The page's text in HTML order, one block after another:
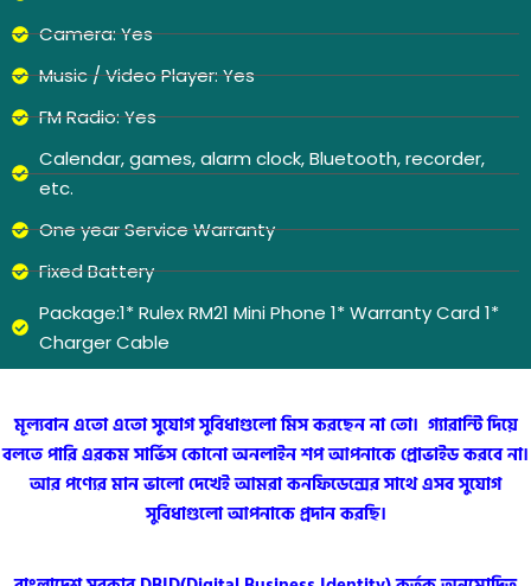
Camera: Yes
Music / Video Player: Yes
FM Radio: Yes
Calendar, games, alarm clock, Bluetooth, recorder,
etc.
One year Service Warranty
Fixed Battery
Package:1* Rulex RM21 Mini Phone 1* Warranty Card 1*
Charger Cable
মূল্যবান এতো এতো সুযোগ সুবিধাগুলো মিস করছেন না তো। গ্যারান্টি দিয়ে
বলতে পারি এরকম সার্ভিস কোনো অনলাইন শপ আপনাকে প্রোভাইড করবে না।
আর পণ্যের মান ভালো দেখেই আমরা কনফিডেন্সের সাথে এসব সুযোগ
সুবিধাগুলো আপনাকে প্রদান করছি।